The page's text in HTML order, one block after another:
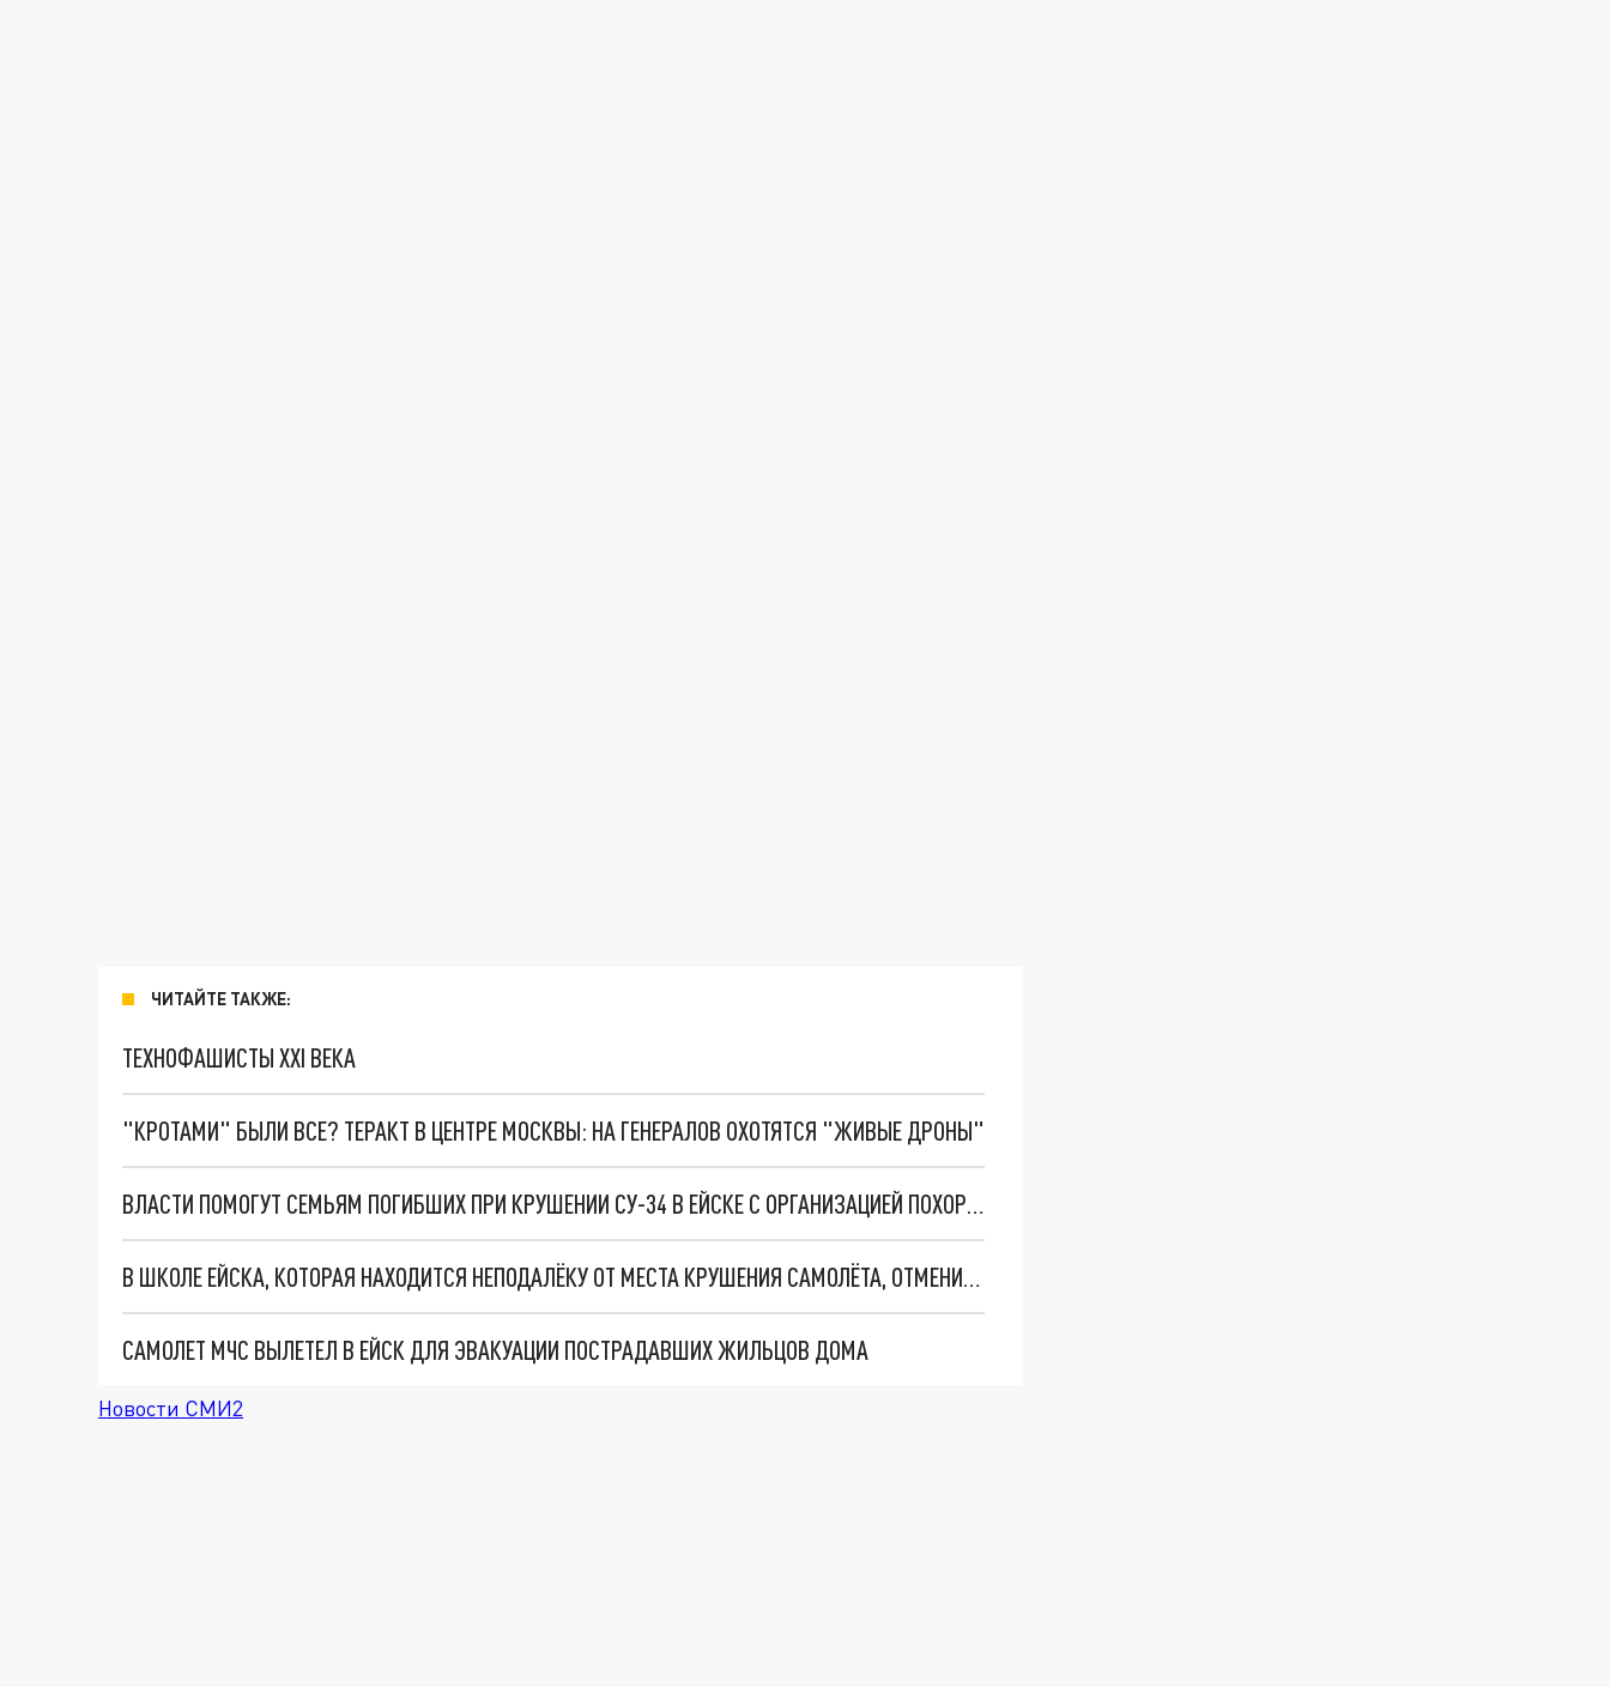
ЧИТАЙТЕ ТАКЖЕ:
ТЕХНОФАШИСТЫ XXI ВЕКА
"КРОТАМИ" БЫЛИ ВСЕ? ТЕРАКТ В ЦЕНТРЕ МОСКВЫ: НА ГЕНЕРАЛОВ ОХОТЯТСЯ "ЖИВЫЕ ДРОНЫ"
ВЛАСТИ ПОМОГУТ СЕМЬЯМ ПОГИБШИХ ПРИ КРУШЕНИИ СУ-34 В ЕЙСКЕ С ОРГАНИЗАЦИЕЙ ПОХОРОН
В ШКОЛЕ ЕЙСКА, КОТОРАЯ НАХОДИТСЯ НЕПОДАЛЁКУ ОТ МЕСТА КРУШЕНИЯ САМОЛЁТА, ОТМЕНИЛИ ЗАНЯТИЯ
САМОЛЕТ МЧС ВЫЛЕТЕЛ В ЕЙСК ДЛЯ ЭВАКУАЦИИ ПОСТРАДАВШИХ ЖИЛЬЦОВ ДОМА
Новости СМИ2